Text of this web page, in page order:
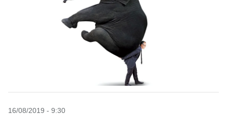
16/08/2019 - 9:30